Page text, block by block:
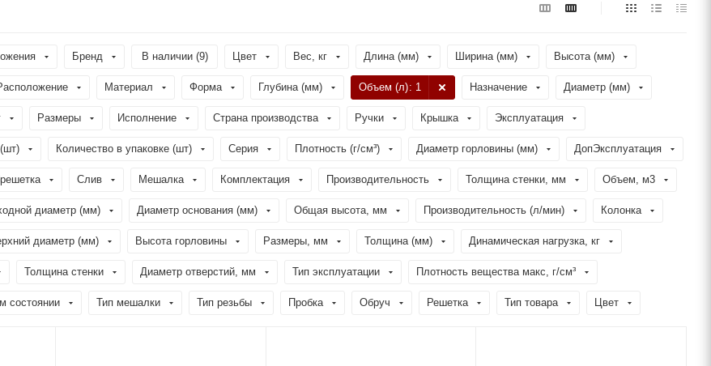
Бренд В наличии (9) Цвет Вес, кг Длина (мм) Ширина (мм) Высота (мм)
Материал Форма Глубина (мм) Объем (л): 1 Назначение Диаметр (мм)
Размеры Исполнение Страна производства Ручки Крышка Эксплуатация
Количество в упаковке (шт) Серия Плотность (г/см³) Диаметр горловины (мм) ДопЭксплуатация
Слив Мешалка Комплектация Производительность Толщина стенки, мм Объем, м3
диаметр (мм) Диаметр основания (мм) Общая высота, мм Производительность (л/мин) Колонка
диаметр (мм) Высота горловины Размеры, мм Толщина (мм) Динамическая нагрузка, кг
Толщина стенки Диаметр отверстий, мм Тип эксплуатации Плотность вещества макс, г/см³
состоянии Тип мешалки Тип резьбы Пробка Обруч Решетка Тип товара Цвет